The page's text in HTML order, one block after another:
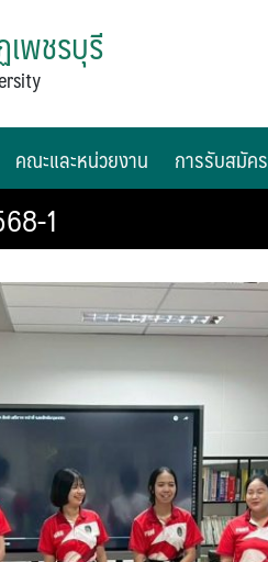
พชรบุรี
คณะและหน่วยงาน การรับสมัคร
1